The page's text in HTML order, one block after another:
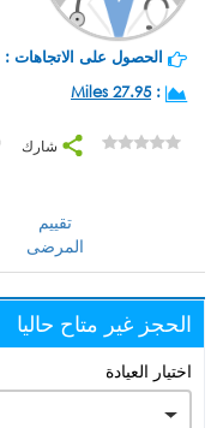
الحصول على الاتجاهات :
:
27.95 Miles
شارك
تقييم
المرضى
الحجز غير متاح حاليا
اختيار العيادة